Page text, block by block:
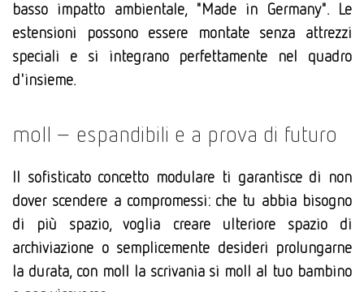
basso impatto ambientale, "Made in Germany". Le
estensioni possono essere montate senza attrezzi
speciali e si integrano perfettamente nel quadro
d'insieme.
moll – espandibili e a prova di futuro
Il sofisticato concetto modulare ti garantisce di non
dover scendere a compromessi: che tu abbia bisogno
di più spazio, voglia creare ulteriore spazio di
archiviazione o semplicemente desideri prolungarne
la durata, con moll la scrivania si moll al tuo bambino